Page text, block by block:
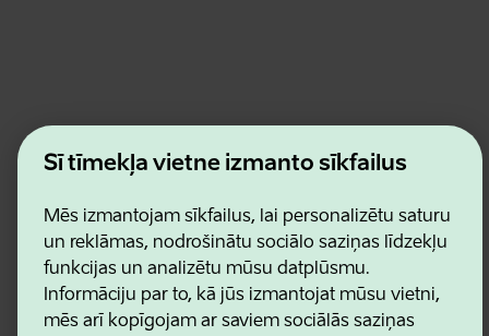
Šī tīmekļa vietne izmanto sīkfailus
Mēs izmantojam sīkfailus, lai personalizētu saturu
un reklāmas, nodrošinātu sociālo saziņas līdzekļu
funkcijas un analizētu mūsu datplūsmu.
Informāciju par to, kā jūs izmantojat mūsu vietni,
mēs arī kopīgojam ar saviem sociālās saziņas
Estonian Business and Innovation Agency
Kontakti
Lietošanas noteikumi
Sīkdatņu un konfidencialitātes politika